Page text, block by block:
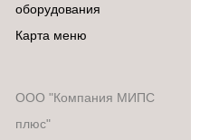
оборудования
Карта меню
ООО "Компания МИПС
плюс"